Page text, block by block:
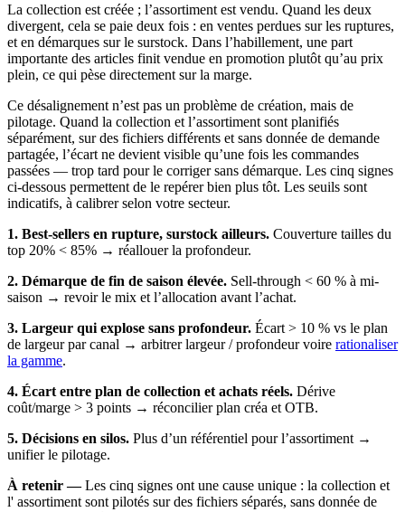
La collection est créée ; l’assortiment est vendu. Quand les deux
divergent, cela se paie deux fois : en ventes perdues sur les ruptures,
et en démarques sur le surstock. Dans l’habillement, une part
importante des articles finit vendue en promotion plutôt qu’au prix
plein, ce qui pèse directement sur la marge.
Ce désalignement n’est pas un problème de création, mais de
pilotage. Quand la collection et l’assortiment sont planifiés
séparément, sur des fichiers différents et sans donnée de demande
partagée, l’écart ne devient visible qu’une fois les commandes
passées — trop tard pour le corriger sans démarque. Les cinq signes
ci-dessous permettent de le repérer bien plus tôt. Les seuils sont
indicatifs, à calibrer selon votre secteur.
1. Best-sellers en rupture, surstock ailleurs. Couverture tailles du
top 20% < 85% → réallouer la profondeur.
2. Démarque de fin de saison élevée. Sell-through < 60 % à mi-
saison → revoir le mix et l’allocation avant l’achat.
3. Largeur qui explose sans profondeur. Écart > 10 % vs le plan
de largeur par canal → arbitrer largeur / profondeur voire rationaliser
la gamme.
4. Écart entre plan de collection et achats réels. Dérive
coût/marge > 3 points → réconcilier plan créa et OTB.
5. Décisions en silos. Plus d’un référentiel pour l’assortiment →
unifier le pilotage.
À retenir —Les cinq signes ont une cause unique : la collection et
l' assortiment sont pilotés sur des fichiers séparés, sans donnée de